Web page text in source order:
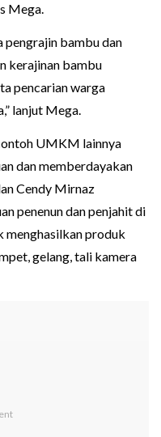
Mega.
pengrajin bambu dan
kerajinan bambu
pencarian warga
lanjut Mega.
UMKM lainnya
dan memberdayakan
Cendy Mirnaz
penenun dan penjahit di
menghasilkan produk
gelang, tali kamera